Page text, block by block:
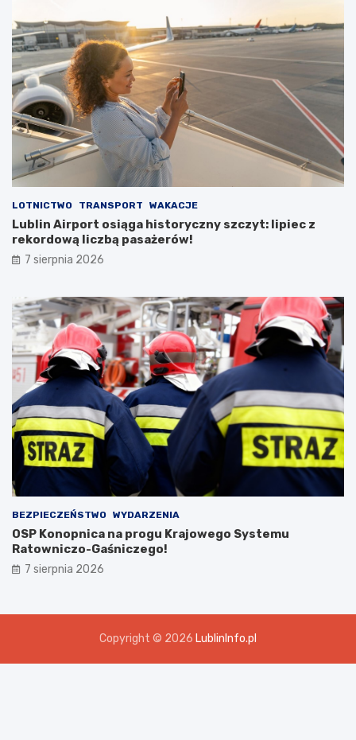
p
u
s
t
o
s
t
a
u
LOTNICTWO TRANSPORT WAKACJE
Lublin Airport osiąga historyczny szczyt: lipiec z
rekordową liczbą pasażerów!
7 sierpnia 2026
BEZPIECZEŃSTWO WYDARZENIA
OSP Konopnica na progu Krajowego Systemu
Ratowniczo-Gaśniczego!
7 sierpnia 2026
Copyright © 2026 LublinInfo.pl